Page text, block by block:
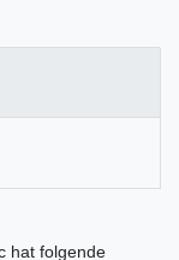
hat folgende